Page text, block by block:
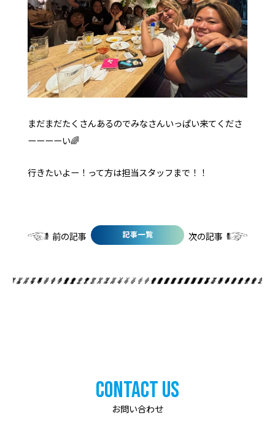
まだまだたくさんあるのでみなさんいっぱい来てくださ
ーーーーい🌈
行きたいよー！って方は担当スタッフまで！！
前の記事 次の記事
Contact Us
お問い合わせ